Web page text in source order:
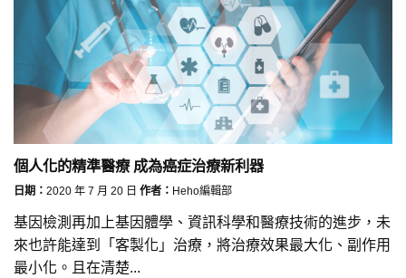
個人化的精準醫療 成為癌症治療新利器
日期： 2020 年 7 月 20 日 作者： Heho編輯部
基因檢測再加上基因體學、資訊科學和醫療技術的進步，未
來也許能達到「客製化」治療，將治療效果最大化、副作用
最小化。且在清楚...